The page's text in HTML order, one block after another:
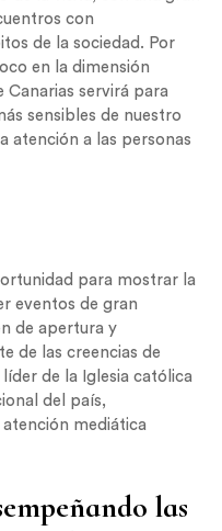
con
de la sociedad. Por
en la dimensión
Canarias servirá para
sensibles de nuestro
atención a las personas
para mostrar la
eventos de gran
de apertura y
de las creencias de
de la Iglesia católica
del país,
mediática
las